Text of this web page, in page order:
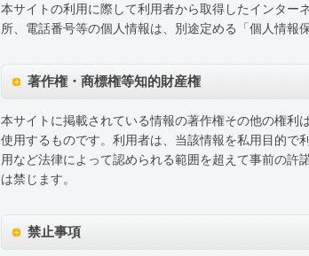
本サイトの利用に際して利用者から取得したインター
所、電話番号等の個人情報は、別途定める「個人情報
著作権・商標権等知的財産権
本サイトに掲載されている情報の著作権その他の権利
使用するものです。利用者は、当該情報を私用目的で
用など法律によって認められる範囲を超えて事前の許
は禁じます。
禁止事項